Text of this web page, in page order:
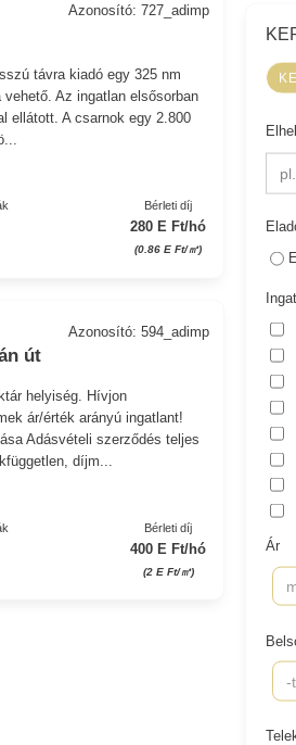
Azonosító: 727_adimp
távra kiadó egy 325 nm
Az ingatlan elsősorban
ellátott. A csarnok egy 2.800
Bérleti díj
280 E Ft/hó
(0.86 E Ft/㎡)
út
Azonosító: 594_adimp
helyiség. Hívjon
ár/érték arányú ingatlant!
Adásvételi szerződés teljes
díjm...
Bérleti díj
400 E Ft/hó
(2 E Ft/㎡)
Ár